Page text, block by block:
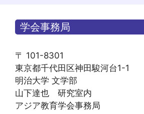
学会事務局
〒 101-8301
東京都千代田区神田駿河台1-1
明治大学 文学部
山下達也 研究室内
アジア教育学会事務局